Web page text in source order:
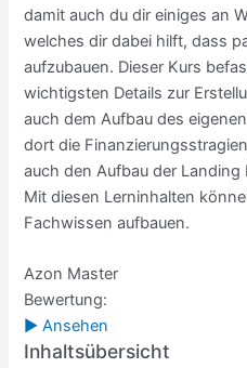
damit auch du dir einiges an
welches dir dabei hilft, dass
aufzubauen. Dieser Kurs
wichtigsten Details zur
auch dem Aufbau des
dort die
auch den Aufbau der
Mit diesen Lerninhalten
Fachwissen aufbauen.
Azon Master
Bewertung:
► Ansehen
Inhaltsübersicht